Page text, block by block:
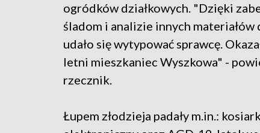
ogródków działkowych. "Dzięki
śladom i analizie innych
udało się wytypować sprawcę.
letni mieszkaniec Wyszkowa" -
rzecznik.
Łupem złodzieja padały m.in.: